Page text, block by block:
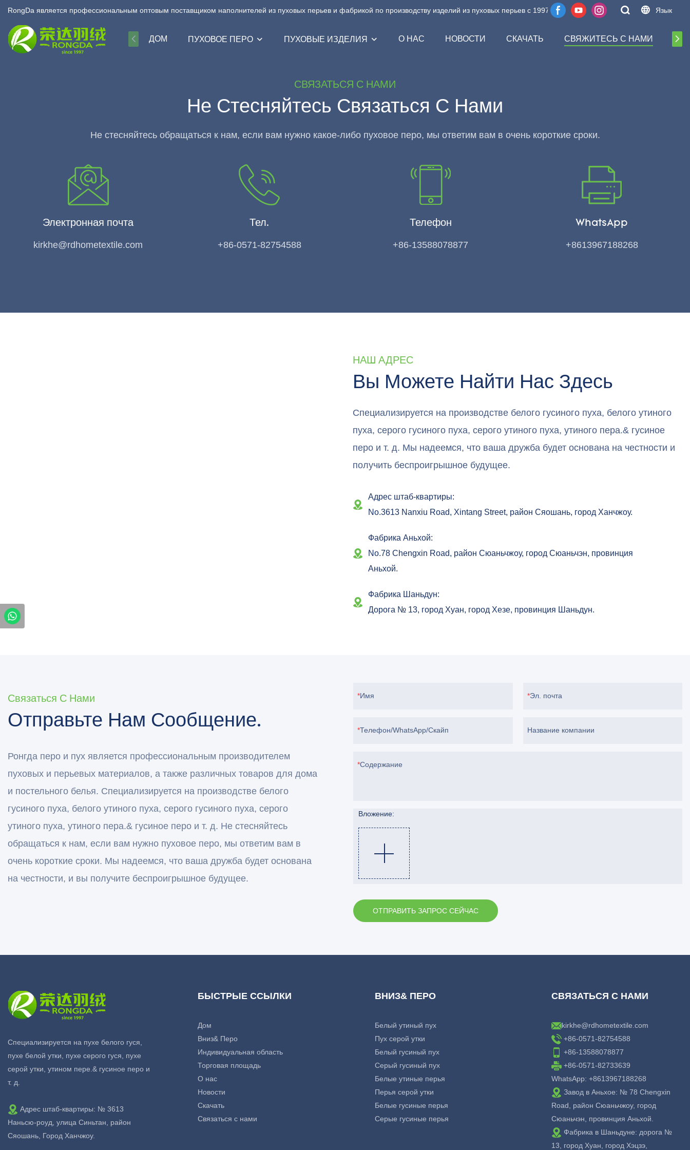
RongDa является профессиональным оптовым поставщиком наполнителей из пуховых перьев и фабрикой по производству изделий из пуховых перьев с 1997 года. Язык
ДОМ ПУХОВОЕ ПЕРО ПУХОВЫЕ ИЗДЕЛИЯ О НАС НОВОСТИ СКАЧАТЬ СВЯЖИТЕСЬ С НАМИ
СВЯЗАТЬСЯ С НАМИ
Не Стесняйтесь Связаться С Нами
Не стесняйтесь обращаться к нам, если вам нужно какое-либо пуховое перо, мы ответим вам в очень короткие сроки.
Электронная почта
kirkhe@rdhometextile.com
Тел.
+86-0571-82754588
Телефон
+86-13588078877
WhatsApp
+8613967188268
НАШ АДРЕС
Вы Можете Найти Нас Здесь
Специализируется на производстве белого гусиного пуха, белого утиного
пуха, серого гусиного пуха, серого утиного пуха, утиного пера.& гусиное
перо и т. д. Мы надеемся, что ваша дружба будет основана на честности и
получить беспроигрышное будущее.
Адрес штаб-квартиры:
No.3613 Nanxiu Road, Xintang Street, район Сяошань, город Ханчжоу.
Фабрика Аньхой:
No.78 Chengxin Road, район Сюаньчжоу, город Сюаньчэн, провинция
Аньхой.
Фабрика Шаньдун:
Дорога № 13, город Хуан, город Хезе, провинция Шаньдун.
Связаться С Нами
Отправьте Нам Сообщение.
Ронгда перо и пух является профессиональным производителем
пуховых и перьевых материалов, а также различных товаров для дома
и постельного белья. Специализируется на производстве белого
гусиного пуха, белого утиного пуха, серого гусиного пуха, серого
утиного пуха, утиного пера.& гусиное перо и т. д. Не стесняйтесь
обращаться к нам, если вам нужно пуховое перо, мы ответим вам в
очень короткие сроки. Мы надеемся, что ваша дружба будет основана
на честности, и вы получите беспроигрышное будущее.
Имя Эл. почта
Телефон/WhatsApp/Скайп Название компании
Содержание
Вложение:
ОТПРАВИТЬ ЗАПРОС СЕЙЧАС
Специализируется на пухе белого гуся,
пухе белой утки, пухе серого гуся, пухе
серой утки, утином пере.& гусиное перо и
т. д.
Адрес штаб-квартиры: № 3613
Наньсю-роуд, улица Синьтан, район
Сяошань, Город Ханчжоу.
БЫСТРЫЕ ССЫЛКИ
Дом
Вниз& Перо
Индивидуальная область
Торговая площадь
О нас
Новости
Скачать
Связаться с нами
ВНИЗ& ПЕРО
Белый утиный пух
Пух серой утки
Белый гусиный пух
Серый гусиный пух
Белые утиные перья
Перья серой утки
Белые гусиные перья
Серые гусиные перья
СВЯЗАТЬСЯ С НАМИ
kirkhe@rdhometextile.com
+86-0571-82754588
+86-13588078877
+86-0571-82733639
WhatsApp: +8613967188268
Завод в Аньхое: № 78 Chengxin
Road, район Сюаньчжоу, город
Сюаньчэн, провинция Аньхой.
Фабрика в Шаньдуне: дорога №
13, город Хуан, город Хэцзэ,